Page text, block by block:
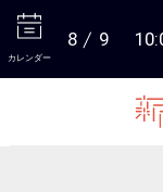
カレンダー
8 9